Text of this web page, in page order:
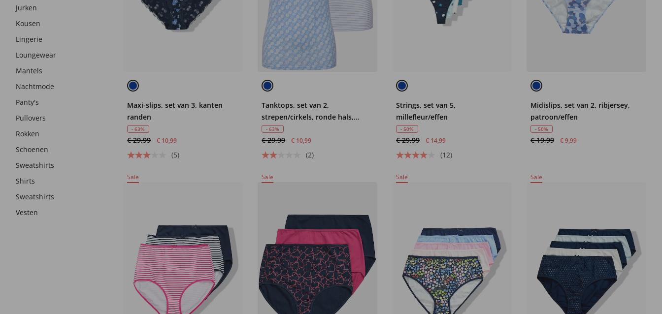
Jurken
Kousen
Lingerie
Loungewear
Mantels
Nachtmode
Panty's
Pullovers
Rokken
Schoenen
Sweatshirts
Shirts
Sweatshirts
Vesten
Maxi-slips, set van 3, kanten
randen
- 63%
€ 29,99 € 10,99
(5)
Tanktops, set van 2,
strepen/cirkels, ronde hals,
mouwloos
- 63%
€ 29,99 € 10,99
(2)
Strings, set van 5,
millefleur/effen
- 50%
€ 29,99 € 14,99
(12)
Midislips, set van 2, ribjersey,
patroon/effen
- 50%
€ 19,99 € 9,99
Sale Sale Sale Sale